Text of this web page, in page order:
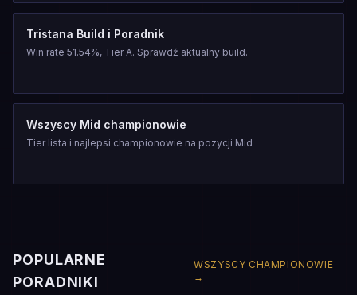
Tristana Build i Poradnik
Win rate 51.54%, Tier A. Sprawdź aktualny build.
Wszyscy Mid championowie
Tier lista i najlepsi championowie na pozycji Mid
POPULARNE
PORADNIKI
WSZYSCY CHAMPIONOWIE
→